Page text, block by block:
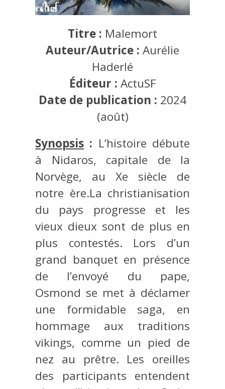
Titre : Malemort
Auteur/Autrice : Aurélie
Haderlé
Éditeur : ActuSF
Date de publication : 2024
(août)
Synopsis : L’histoire débute
à Nidaros, capitale de la
Norvège, au Xe siècle de
notre ère.La christianisation
du pays progresse et les
vieux dieux sont de plus en
plus contestés. Lors d’un
grand banquet en présence
de l’envoyé du pape,
Osmond se met à déclamer
une formidable saga, en
hommage aux traditions
vikings, comme un pied de
nez au prêtre. Les oreilles
des participants entendent